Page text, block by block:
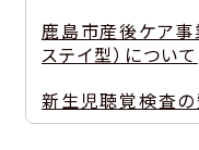
鹿島市産後ケア事
ステイ型）について
新生児聴覚検査